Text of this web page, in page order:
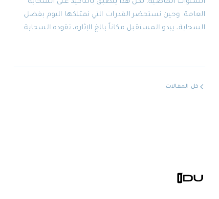
السنوات الماضية. لكن هذا ينطبق بالتأكيد على السحابة
العامة. وحين نستحضر القدرات التي نمتلكها اليوم بفضل
السحابة، يبدو المستقبل مكاناً بالغ الإثارة، تقوده السحابة.
كل المقالات